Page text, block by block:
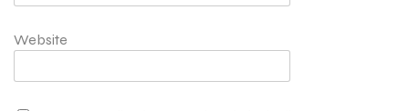
Website